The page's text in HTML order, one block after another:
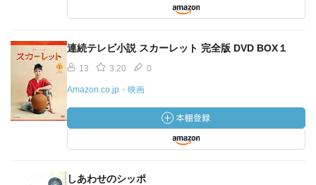
連続テレビ小説 スカーレット 完全版 DVD BOX１
13 3.20 0
Amazon.co.jp・映画
しあわせのシッポ